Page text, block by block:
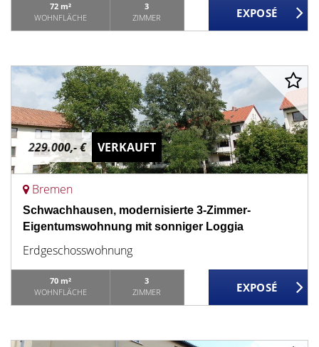
72 m²
WOHNFLÄCHE
3
ZIMMER
229.000,- € VERKAUFT
Bremen
Schwachhausen, modernisierte 3-Zimmer-
Eigentumswohnung mit sonniger Loggia
Erdgeschosswohnung
70 m²
WOHNFLÄCHE
3
ZIMMER